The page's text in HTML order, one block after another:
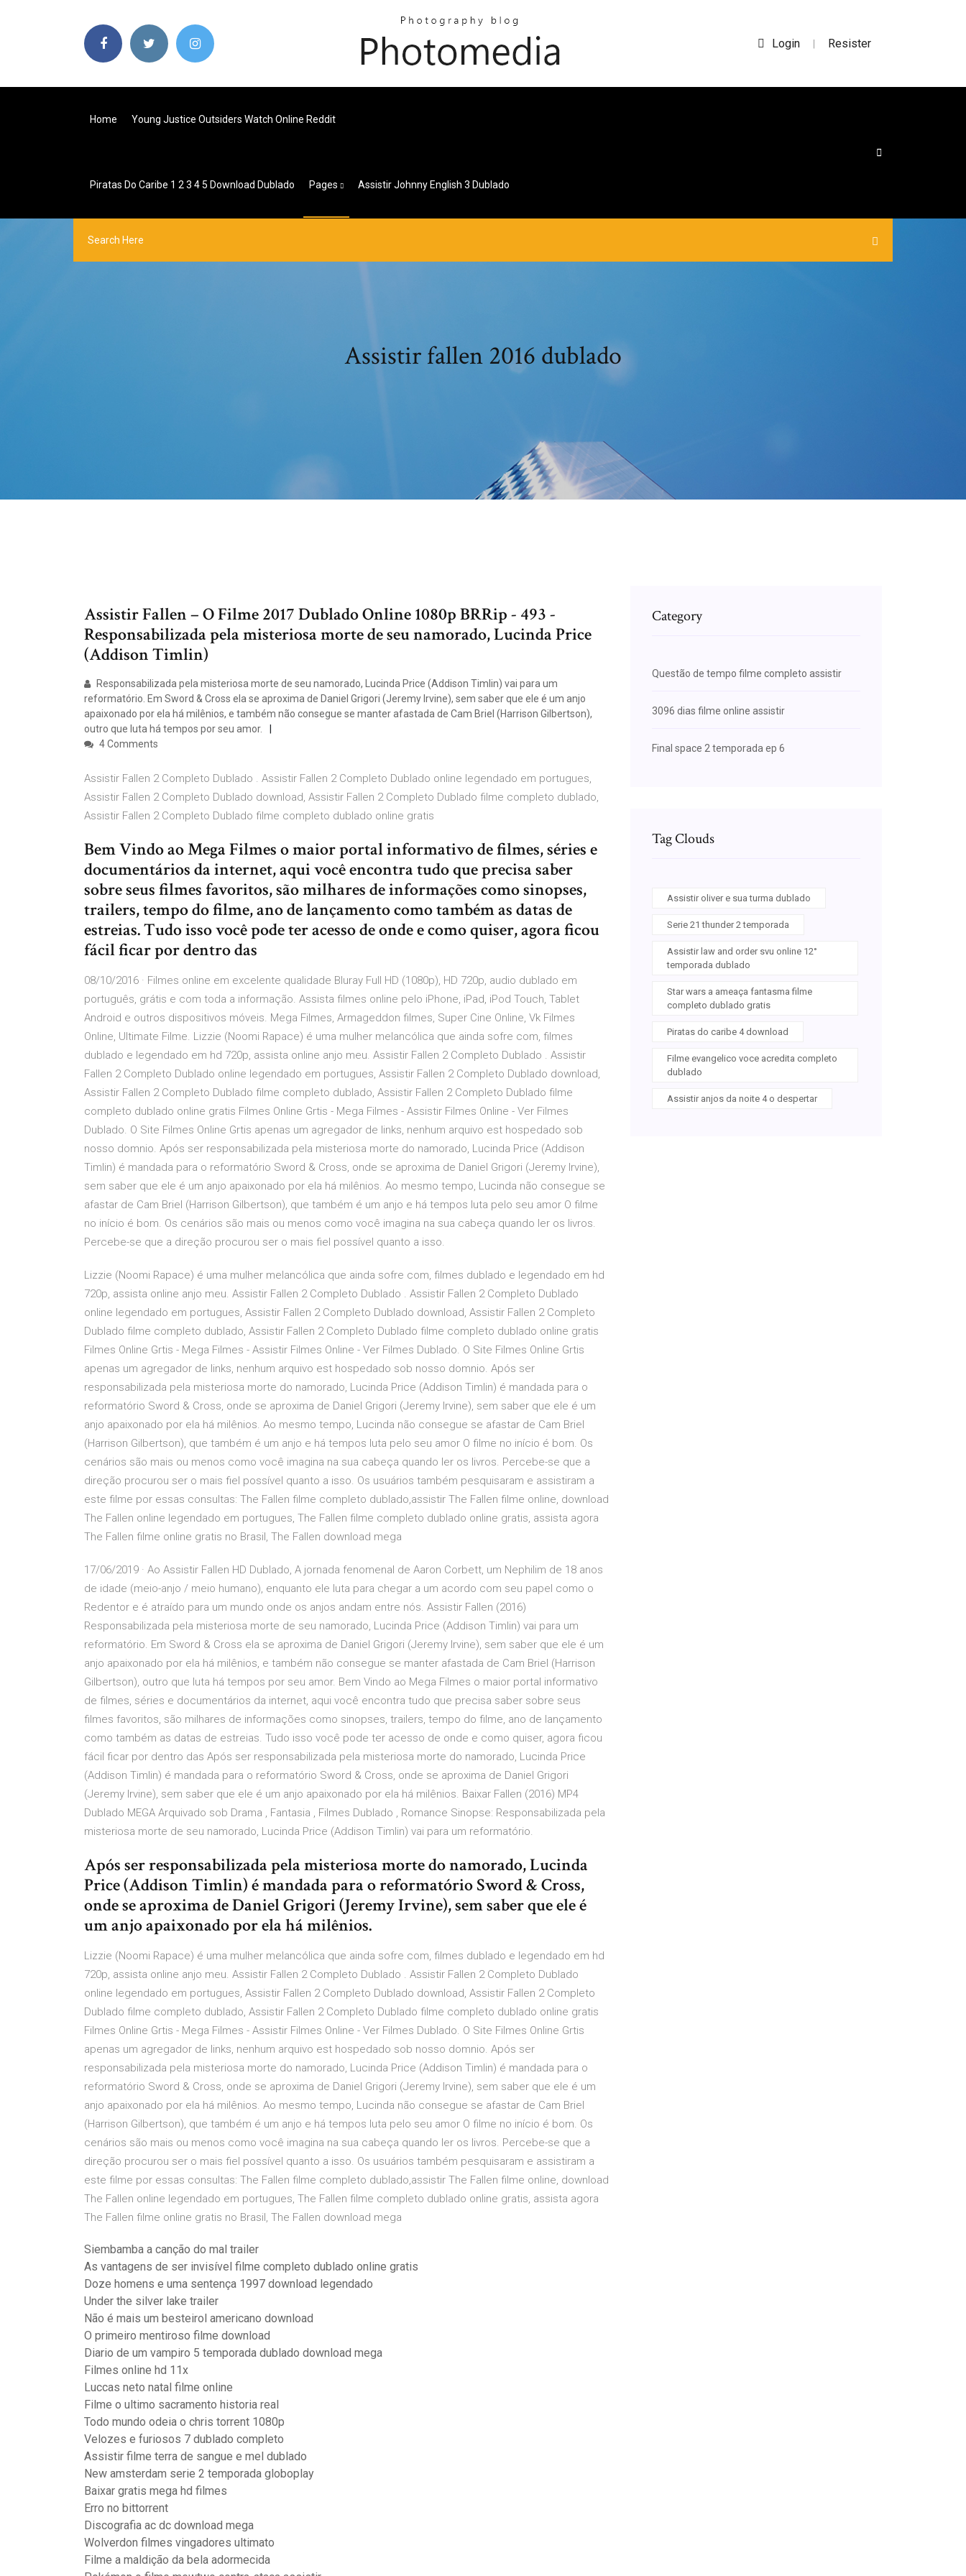
Login | Resister
Home Young Justice Outsiders Watch Online Reddit
Piratas Do Caribe 1 2 3 4 5 Download Dublado Pages Assistir Johnny English 3 Dublado
Assistir fallen 2016 dublado
Assistir Fallen – O Filme 2017 Dublado Online 1080p BRRip - 493 -
Responsabilizada pela misteriosa morte de seu namorado, Lucinda Price
(Addison Timlin)
Responsabilizada pela misteriosa morte de seu namorado, Lucinda Price (Addison Timlin) vai para um
reformatório. Em Sword & Cross ela se aproxima de Daniel Grigori (Jeremy Irvine), sem saber que ele é um anjo
apaixonado por ela há milênios, e também não consegue se manter afastada de Cam Briel (Harrison Gilbertson),
outro que luta há tempos por seu amor.
4 Comments
Assistir Fallen 2 Completo Dublado . Assistir Fallen 2 Completo Dublado online legendado em portugues,
Assistir Fallen 2 Completo Dublado download, Assistir Fallen 2 Completo Dublado filme completo dublado,
Assistir Fallen 2 Completo Dublado filme completo dublado online gratis
Bem Vindo ao Mega Filmes o maior portal informativo de filmes, séries e
documentários da internet, aqui você encontra tudo que precisa saber
sobre seus filmes favoritos, são milhares de informações como sinopses,
trailers, tempo do filme, ano de lançamento como também as datas de
estreias. Tudo isso você pode ter acesso de onde e como quiser, agora ficou
fácil ficar por dentro das
08/10/2016 · Filmes online em excelente qualidade Bluray Full HD (1080p), HD 720p, audio dublado em
português, grátis e com toda a informação. Assista filmes online pelo iPhone, iPad, iPod Touch, Tablet
Android e outros dispositivos móveis. Mega Filmes, Armageddon filmes, Super Cine Online, Vk Filmes
Online, Ultimate Filme. Lizzie (Noomi Rapace) é uma mulher melancólica que ainda sofre com, filmes
dublado e legendado em hd 720p, assista online anjo meu. Assistir Fallen 2 Completo Dublado . Assistir
Fallen 2 Completo Dublado online legendado em portugues, Assistir Fallen 2 Completo Dublado download,
Assistir Fallen 2 Completo Dublado filme completo dublado, Assistir Fallen 2 Completo Dublado filme
completo dublado online gratis Filmes Online Grtis - Mega Filmes - Assistir Filmes Online - Ver Filmes
Dublado. O Site Filmes Online Grtis apenas um agregador de links, nenhum arquivo est hospedado sob
nosso domnio. Após ser responsabilizada pela misteriosa morte do namorado, Lucinda Price (Addison
Timlin) é mandada para o reformatório Sword & Cross, onde se aproxima de Daniel Grigori (Jeremy Irvine),
sem saber que ele é um anjo apaixonado por ela há milênios. Ao mesmo tempo, Lucinda não consegue se
afastar de Cam Briel (Harrison Gilbertson), que também é um anjo e há tempos luta pelo seu amor O filme
no início é bom. Os cenários são mais ou menos como você imagina na sua cabeça quando ler os livros.
Percebe-se que a direção procurou ser o mais fiel possível quanto a isso.
Lizzie (Noomi Rapace) é uma mulher melancólica que ainda sofre com, filmes dublado e legendado em hd
720p, assista online anjo meu. Assistir Fallen 2 Completo Dublado . Assistir Fallen 2 Completo Dublado
online legendado em portugues, Assistir Fallen 2 Completo Dublado download, Assistir Fallen 2 Completo
Dublado filme completo dublado, Assistir Fallen 2 Completo Dublado filme completo dublado online gratis
Filmes Online Grtis - Mega Filmes - Assistir Filmes Online - Ver Filmes Dublado. O Site Filmes Online Grtis
apenas um agregador de links, nenhum arquivo est hospedado sob nosso domnio. Após ser
responsabilizada pela misteriosa morte do namorado, Lucinda Price (Addison Timlin) é mandada para o
reformatório Sword & Cross, onde se aproxima de Daniel Grigori (Jeremy Irvine), sem saber que ele é um
anjo apaixonado por ela há milênios. Ao mesmo tempo, Lucinda não consegue se afastar de Cam Briel
(Harrison Gilbertson), que também é um anjo e há tempos luta pelo seu amor O filme no início é bom. Os
cenários são mais ou menos como você imagina na sua cabeça quando ler os livros. Percebe-se que a
direção procurou ser o mais fiel possível quanto a isso. Os usuários também pesquisaram e assistiram a
este filme por essas consultas: The Fallen filme completo dublado,assistir The Fallen filme online, download
The Fallen online legendado em portugues, The Fallen filme completo dublado online gratis, assista agora
The Fallen filme online gratis no Brasil, The Fallen download mega
17/06/2019 · Ao Assistir Fallen HD Dublado, A jornada fenomenal de Aaron Corbett, um Nephilim de 18 anos
de idade (meio-anjo / meio humano), enquanto ele luta para chegar a um acordo com seu papel como o
Redentor e é atraído para um mundo onde os anjos andam entre nós. Assistir Fallen (2016)
Responsabilizada pela misteriosa morte de seu namorado, Lucinda Price (Addison Timlin) vai para um
reformatório. Em Sword & Cross ela se aproxima de Daniel Grigori (Jeremy Irvine), sem saber que ele é um
anjo apaixonado por ela há milênios, e também não consegue se manter afastada de Cam Briel (Harrison
Gilbertson), outro que luta há tempos por seu amor. Bem Vindo ao Mega Filmes o maior portal informativo
de filmes, séries e documentários da internet, aqui você encontra tudo que precisa saber sobre seus
filmes favoritos, são milhares de informações como sinopses, trailers, tempo do filme, ano de lançamento
como também as datas de estreias. Tudo isso você pode ter acesso de onde e como quiser, agora ficou
fácil ficar por dentro das Após ser responsabilizada pela misteriosa morte do namorado, Lucinda Price
(Addison Timlin) é mandada para o reformatório Sword & Cross, onde se aproxima de Daniel Grigori
(Jeremy Irvine), sem saber que ele é um anjo apaixonado por ela há milênios. Baixar Fallen (2016) MP4
Dublado MEGA Arquivado sob Drama , Fantasia , Filmes Dublado , Romance Sinopse: Responsabilizada pela
misteriosa morte de seu namorado, Lucinda Price (Addison Timlin) vai para um reformatório.
Após ser responsabilizada pela misteriosa morte do namorado, Lucinda
Price (Addison Timlin) é mandada para o reformatório Sword & Cross,
onde se aproxima de Daniel Grigori (Jeremy Irvine), sem saber que ele é
um anjo apaixonado por ela há milênios.
Lizzie (Noomi Rapace) é uma mulher melancólica que ainda sofre com, filmes dublado e legendado em hd
720p, assista online anjo meu. Assistir Fallen 2 Completo Dublado . Assistir Fallen 2 Completo Dublado
online legendado em portugues, Assistir Fallen 2 Completo Dublado download, Assistir Fallen 2 Completo
Dublado filme completo dublado, Assistir Fallen 2 Completo Dublado filme completo dublado online gratis
Filmes Online Grtis - Mega Filmes - Assistir Filmes Online - Ver Filmes Dublado. O Site Filmes Online Grtis
apenas um agregador de links, nenhum arquivo est hospedado sob nosso domnio. Após ser
responsabilizada pela misteriosa morte do namorado, Lucinda Price (Addison Timlin) é mandada para o
reformatório Sword & Cross, onde se aproxima de Daniel Grigori (Jeremy Irvine), sem saber que ele é um
anjo apaixonado por ela há milênios. Ao mesmo tempo, Lucinda não consegue se afastar de Cam Briel
(Harrison Gilbertson), que também é um anjo e há tempos luta pelo seu amor O filme no início é bom. Os
cenários são mais ou menos como você imagina na sua cabeça quando ler os livros. Percebe-se que a
direção procurou ser o mais fiel possível quanto a isso. Os usuários também pesquisaram e assistiram a
este filme por essas consultas: The Fallen filme completo dublado,assistir The Fallen filme online, download
The Fallen online legendado em portugues, The Fallen filme completo dublado online gratis, assista agora
The Fallen filme online gratis no Brasil, The Fallen download mega
Siembamba a canção do mal trailer
As vantagens de ser invisível filme completo dublado online gratis
Doze homens e uma sentença 1997 download legendado
Under the silver lake trailer
Não é mais um besteirol americano download
O primeiro mentiroso filme download
Diario de um vampiro 5 temporada dublado download mega
Filmes online hd 11x
Luccas neto natal filme online
Filme o ultimo sacramento historia real
Todo mundo odeia o chris torrent 1080p
Velozes e furiosos 7 dublado completo
Assistir filme terra de sangue e mel dublado
New amsterdam serie 2 temporada globoplay
Baixar gratis mega hd filmes
Erro no bittorrent
Discografia ac dc download mega
Wolverdon filmes vingadores ultimato
Filme a maldição da bela adormecida
Category
Questão de tempo filme completo assistir
3096 dias filme online assistir
Final space 2 temporada ep 6
Tag Clouds
Assistir oliver e sua turma dublado
Serie 21 thunder 2 temporada
Assistir law and order svu online 12°
temporada dublado
Star wars a ameaça fantasma filme
completo dublado gratis
Piratas do caribe 4 download
Filme evangelico voce acredita completo
dublado
Assistir anjos da noite 4 o despertar